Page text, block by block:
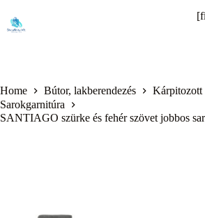
content
Home Bútor, lakberendezés
Kárpitozott
Sarokgarnitúra
SANTIAGO szürke és fehér szövet jobbos